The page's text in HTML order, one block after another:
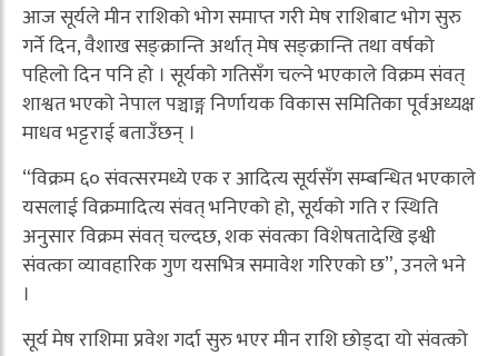
आज सूर्यले मीन राशिको भोग समाप्त गरी मेष राशिबाट भोग सुरु
गर्ने दिन, वैशाख सङ्क्रान्ति अर्थात् मेष सङ्क्रान्ति तथा वर्षको
पहिलो दिन पनि हो । सूर्यको गतिसँग चल्ने भएकाले विक्रम संवत्
शाश्वत भएको नेपाल पञ्चाङ्ग निर्णायक विकास समितिका पूर्वअध्यक्ष
माधव भट्टराई बताउँछन् ।
“विक्रम ६० संवत्सरमध्ये एक र आदित्य सूर्यसँग सम्बन्धित भएकाले
यसलाई विक्रमादित्य संवत् भनिएको हो, सूर्यको गति र स्थिति
अनुसार विक्रम संवत् चल्दछ, शक संवत्का विशेषतादेखि इश्वी
संवत्का व्यावहारिक गुण यसभित्र समावेश गरिएको छ”, उनले भने
।
सूर्य मेष राशिमा प्रवेश गर्दा सुरु भएर मीन राशि छोड्दा यो संवत्को